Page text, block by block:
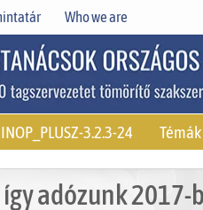
Who we are
3.2.3-24 Témák
adózunk 2017-